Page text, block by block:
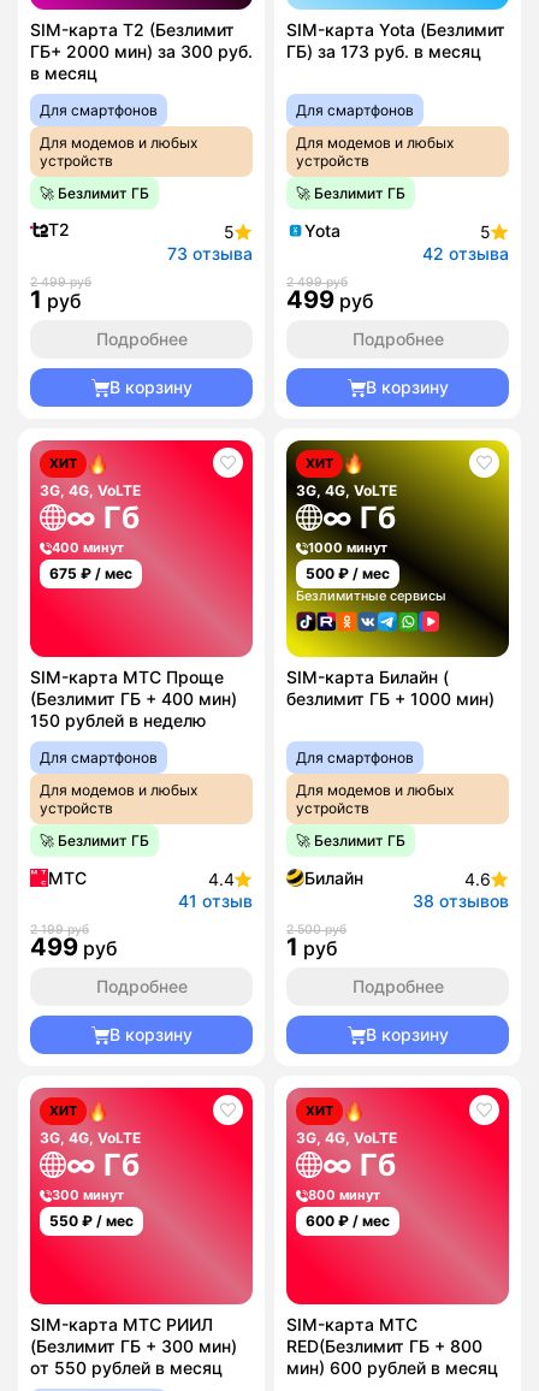
SIM-карта T2 (Безлимит
ГБ+ 2000 мин) за 300 руб.
в месяц
Для смартфонов
Для модемов и любых
устройств
🚀 Безлимит ГБ
T2
5
73 отзыва
2 499 руб
1 руб
Подробнее
В корзину
SIM-карта Yota (Безлимит
ГБ) за 173 руб. в месяц
Для смартфонов
Для модемов и любых
устройств
🚀 Безлимит ГБ
Yota
5
42 отзыва
2 499 руб
499 руб
Подробнее
В корзину
ХИТ
3G, 4G, VoLTE
∞ Гб
400 минут
675 ₽ / мес
SIM-карта МТС Проще
(Безлимит ГБ + 400 мин)
150 рублей в неделю
Для смартфонов
Для модемов и любых
устройств
🚀 Безлимит ГБ
МТС
4.4
41 отзыв
2 199 руб
499 руб
Подробнее
В корзину
ХИТ
3G, 4G, VoLTE
∞ Гб
1000 минут
500 ₽ / мес
Безлимитные сервисы
SIM-карта Билайн (
безлимит ГБ + 1000 мин)
Для смартфонов
Для модемов и любых
устройств
🚀 Безлимит ГБ
Билайн
4.6
38 отзывов
2 500 руб
1 руб
Подробнее
В корзину
ХИТ
3G, 4G, VoLTE
∞ Гб
300 минут
550 ₽ / мес
SIM-карта МТС РИИЛ
(Безлимит ГБ + 300 мин)
от 550 рублей в месяц
ХИТ
3G, 4G, VoLTE
∞ Гб
800 минут
600 ₽ / мес
SIM-карта МТС
RED(Безлимит ГБ + 800
мин) 600 рублей в месяц